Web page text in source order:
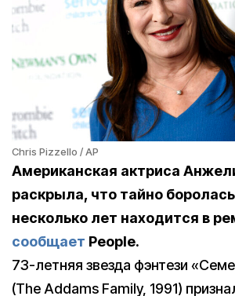
Chris Pizzello / AP
Американская актриса
раскрыла, что тайно
несколько лет находится в
сообщает People.
73-летняя звезда фэнтези
(The Addams Family, 1991)